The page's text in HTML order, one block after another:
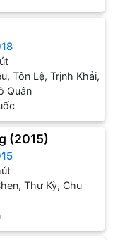
Tôn Lệ, Trịnh Khải,
Quân
(2015)
Thư Kỳ, Chu